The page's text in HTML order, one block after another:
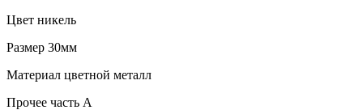
Цвет никель
Размер 30мм
Материал цветной металл
Прочее часть A